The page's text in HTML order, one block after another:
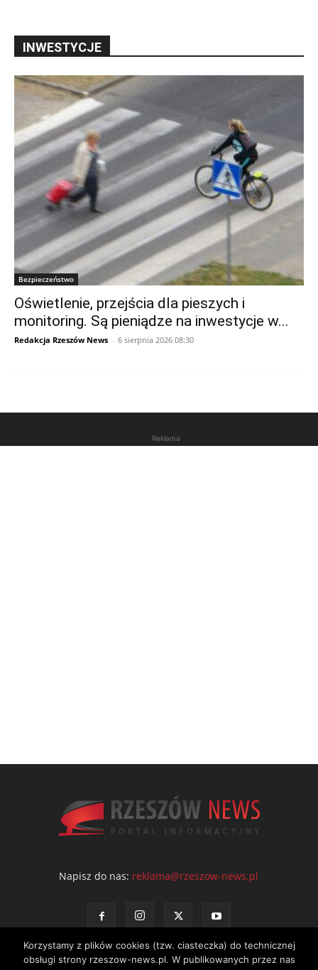
INWESTYCJE
Bezpieczeństwo
Oświetlenie, przejścia dla pieszych i
monitoring. Są pieniądze na inwestycje w...
Redakcja Rzeszów News - 6 sierpnia 2026 08:30
Reklama
Napisz do nas: reklama@rzeszow-news.pl
Korzystamy z plików cookies (tzw. ciasteczka) do technicznej
obsługi strony rzeszow-news.pl. W publikowanych przez nas